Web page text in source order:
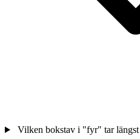
Vilken bokstav i "fyr" tar längst